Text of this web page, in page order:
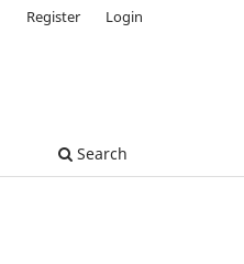
Search
Register Login